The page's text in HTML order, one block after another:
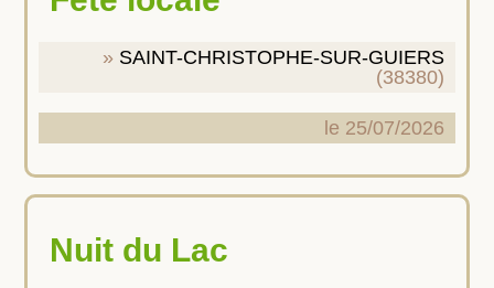
SAINT-CHRISTOPHE-SUR-GUIERS
(38380)
le 25/07/2026
Nuit du Lac